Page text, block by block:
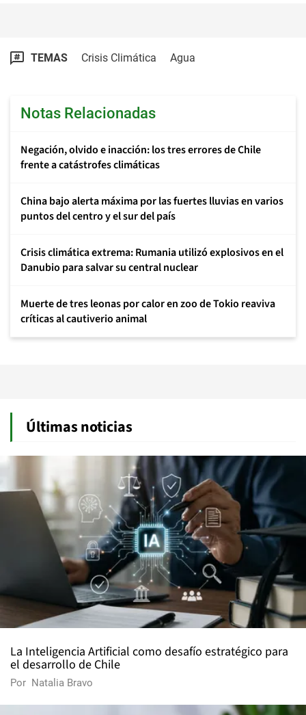
TEMAS Crisis Climática Agua
Notas Relacionadas
Negación, olvido e inacción: los tres errores de Chile
frente a catástrofes climáticas
China bajo alerta máxima por las fuertes lluvias en varios
puntos del centro y el sur del país
Crisis climática extrema: Rumania utilizó explosivos en el
Danubio para salvar su central nuclear
Muerte de tres leonas por calor en zoo de Tokio reaviva
críticas al cautiverio animal
Últimas noticias
La Inteligencia Artificial como desafío estratégico para
el desarrollo de Chile
Por Natalia Bravo